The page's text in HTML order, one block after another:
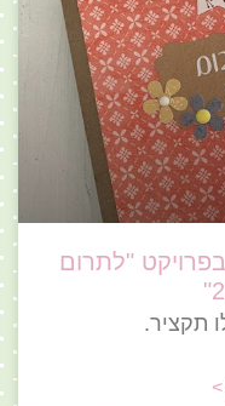
"לתרום
תקציר.